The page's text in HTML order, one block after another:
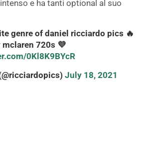
e ha tanti optional al suo
genre of daniel ricciardo pics 🔥
720s 💜
0Kl8K9BYcR
July 18, 2021